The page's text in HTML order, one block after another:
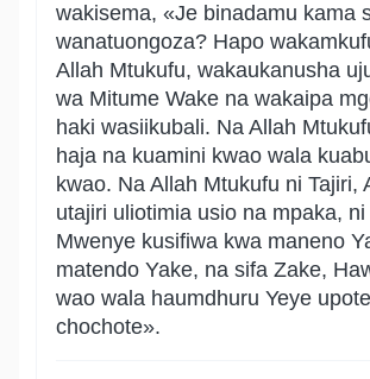
wakisema, «Je binadamu kama
wanatuongoza? Hapo
Allah Mtukufu, wakaukanusha
wa Mitume Wake na wakaipa
haki wasiikubali. Na Allah
haja na kuamini kwao wala
kwao. Na Allah Mtukufu ni Tajiri,
utajiri uliotimia usio na mpaka, ni
Mwenye kusifiwa kwa maneno
matendo Yake, na sifa Zake,
wao wala haumdhuru Yeye
chochote».